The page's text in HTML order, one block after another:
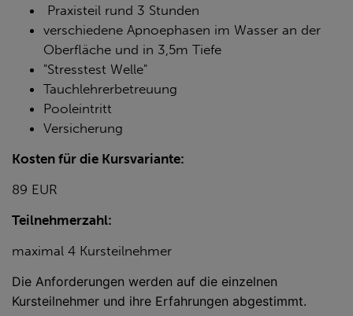
Praxisteil rund 3 Stunden
verschiedene Apnoephasen im Wasser an der
Oberfläche und in 3,5m Tiefe
"Stresstest Welle"
Tauchlehrerbetreuung
Pooleintritt
Versicherung
Kosten für die Kursvariante:
89 EUR
Teilnehmerzahl:
maximal 4 Kursteilnehmer
Die Anforderungen werden auf die einzelnen
Kursteilnehmer und ihre Erfahrungen abgestimmt.